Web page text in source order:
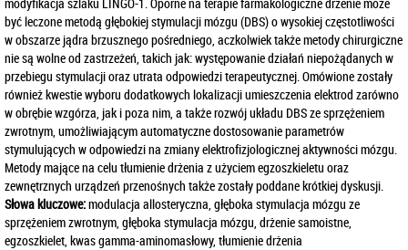
być leczone metodą głębokiej stymulacji mózgu (DBS) o wysokiej częstotliwości
w obszarze jądra brzusznego pośredniego, aczkolwiek także metody chirurgiczne
nie są wolne od zastrzeżeń, takich jak: występowanie działań niepożądanych w
przebiegu stymulacji oraz utrata odpowiedzi terapeutycznej. Omówione zostały
również kwestie wyboru dodatkowych lokalizacji umieszczenia elektrod zarówno
w obrębie wzgórza, jak i poza nim, a także rozwój układu DBS ze sprzężeniem
zwrotnym, umożliwiającym automatyczne dostosowanie parametrów
stymulujących w odpowiedzi na zmiany elektrofizjologicznej aktywności mózgu.
Metody mające na celu tłumienie drżenia z użyciem egzoszkieletu oraz
zewnętrznych urządzeń przenośnych także zostały poddane krótkiej dyskusji.
Słowa kluczowe:modulacja allosteryczna, głęboka stymulacja mózgu ze
sprzężeniem zwrotnym, głęboka stymulacja mózgu, drżenie samoistne,
egzoszkielet, kwas gamma-aminomasłowy, tłumienie drżenia